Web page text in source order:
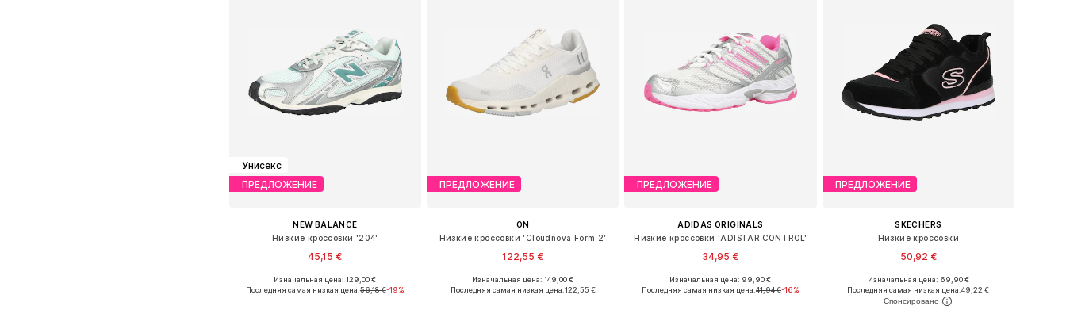
Унисекс
ПРЕДЛОЖЕНИЕ
NEW BALANCE
Низкие кроссовки '204'
45,15 €
Доступно множество размеров
Изначальная цена: 129,00 €
Последняя самая низкая цена:56,18 €-19%
ПРЕДЛОЖЕНИЕ
ON
Низкие кроссовки 'Cloudnova Form 2'
122,55 €
Доступно множество размеров
Изначальная цена: 149,00 €
Последняя самая низкая цена:122,55 €
ПРЕДЛОЖЕНИЕ
ADIDAS ORIGINALS
Низкие кроссовки 'ADISTAR CONTROL'
34,95 €
Доступно множество размеров
Изначальная цена: 99,90 €
Последняя самая низкая цена:41,94 €-16%
ПРЕДЛОЖЕНИЕ
SKECHERS
Низкие кроссовки
50,92 €
Доступно множество размеров
Добавить в корзину
Изначальная цена: 69,90 €
Последняя самая низкая цена:49,22 €